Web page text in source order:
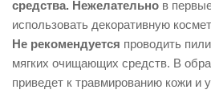
средства. Нежелательно в
использовать декоративную
Не рекомендуется проводить
мягких очищающих средств. В
приведет к травмированию кожи и